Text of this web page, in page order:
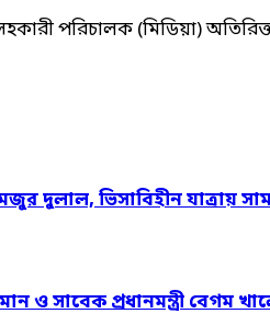
পরিচালক (মিডিয়া)
দুলাল, ভিসাবিহীন যাত্রায়
ও সাবেক প্রধানমন্ত্রী বেগম